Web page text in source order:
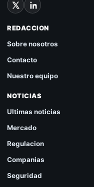
REDACCION
Sobre nosotros
Contacto
Nuestro equipo
NOTICIAS
Ultimas noticias
Mercado
Regulacion
Companias
Seguridad